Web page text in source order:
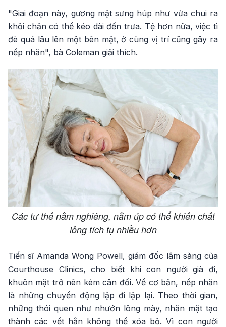
"Giai đoạn này, gương mặt sưng húp như vừa chui ra
khỏi chăn có thể kéo dài đến trưa. Tệ hơn nữa, việc tì
đè quá lâu lên một bên mặt, ở cùng vị trí cũng gây ra
nếp nhăn", bà Coleman giải thích.
Các tư thế nằm nghiêng, nằm úp có thể khiến chất
lỏng tích tụ nhiều hơn
Tiến sĩ Amanda Wong Powell, giám đốc lâm sàng của
Courthouse Clinics, cho biết khi con người già đi,
khuôn mặt trở nên kém cân đối. Về cơ bản, nếp nhăn
là những chuyển động lặp đi lặp lại. Theo thời gian,
những thói quen như nhướn lông mày, nhăn mặt tạo
thành các vết hằn không thể xóa bỏ. Vì con người